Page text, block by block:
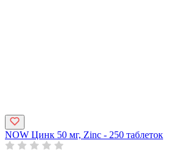
NOW Цинк 50 мг, Zinc - 250 таблеток